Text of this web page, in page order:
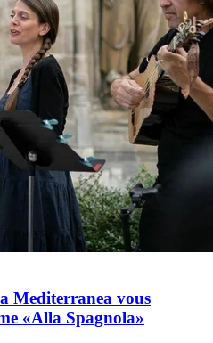
Mediterranea vous
«Alla Spagnola»